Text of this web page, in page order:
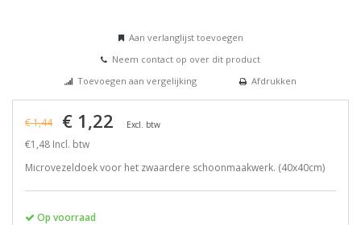
Aan verlanglijst toevoegen
Neem contact op over dit product
Toevoegen aan vergelijking
Afdrukken
€ 1,44 € 1,22 Excl. btw
€1,48 Incl. btw
Microvezeldoek voor het zwaardere schoonmaakwerk. (40x40cm)
Op voorraad